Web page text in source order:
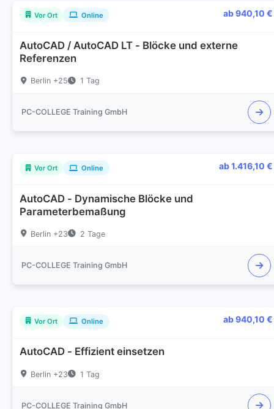
Vor Ort Online ab 940,10 €
AutoCAD / AutoCAD LT - Blöcke und externe
Referenzen
Berlin +25 1 Tag
PC-COLLEGE Training GmbH
Vor Ort Online ab 1.416,10 €
AutoCAD - Dynamische Blöcke und
Parameterbemaßung
Berlin +23 2 Tage
PC-COLLEGE Training GmbH
Vor Ort Online ab 940,10 €
AutoCAD - Effizient einsetzen
Berlin +23 1 Tag
PC-COLLEGE Training GmbH